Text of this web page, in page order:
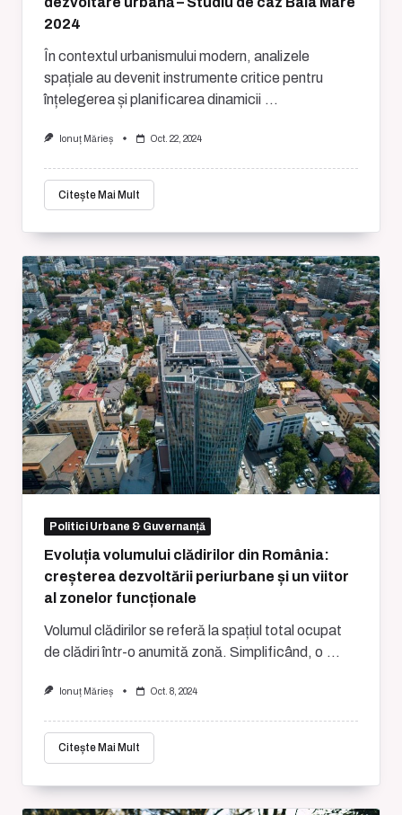
2024
În contextul urbanismului modern, analizele
spațiale au devenit instrumente critice pentru
înțelegerea și planificarea dinamicii ...
Ionuț Mărieș Oct. 22, 2024
Citește Mai Mult
Politici Urbane & Guvernanță
Evoluția volumului clădirilor din România:
creșterea dezvoltării periurbane și un viitor
al zonelor funcționale
Volumul clădirilor se referă la spațiul total ocupat
de clădiri într-o anumită zonă. Simplificând, o ...
Ionuț Mărieș Oct. 8, 2024
Citește Mai Mult